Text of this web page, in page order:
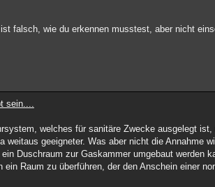
falsch, wie du erkennen musstest, aber nicht
sein....
welches für sanitäre Zwecke ausgelegt
geeigneter. Was aber nicht die Annahme
Duschraum zur Gaskammer umgebaut werden
Raum zu überführen, der den Anschein einer